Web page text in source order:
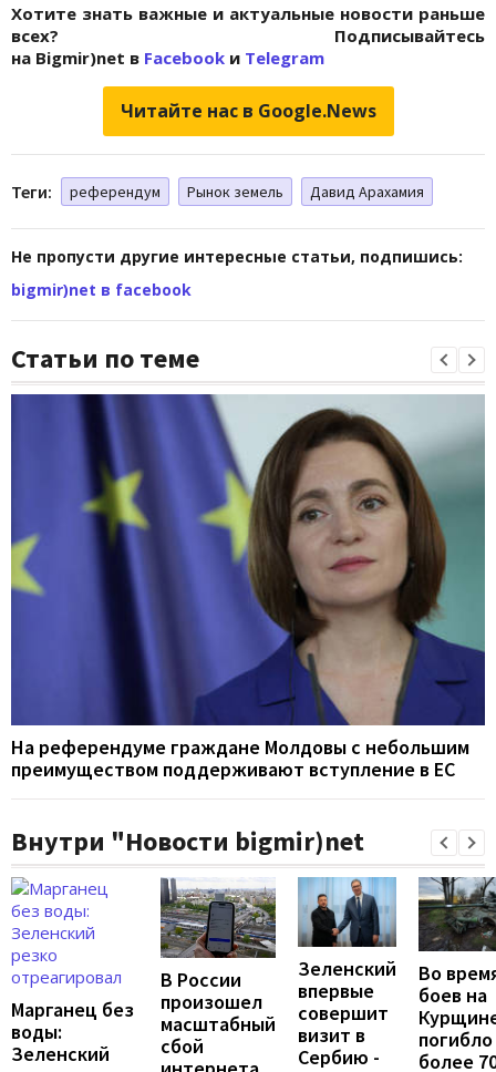
Хотите знать важные и актуальные новости раньше
всех? Подписывайтесь
на Bigmir)net в Facebook и Telegram
Читайте нас в Google.News
Теги: референдум Рынок земель Давид Арахамия
Не пропусти другие интересные статьи, подпишись:
bigmir)net в facebook
Статьи по теме
На референдуме граждане Молдовы с небольшим
преимуществом поддерживают вступление в ЕС
Внутри "Новости bigmir)net
Марганец без
воды:
Зеленский
В России
произошел
масштабный
сбой
Зеленский
впервые
совершит
визит в
Сербию -
Во
боев на
погибло
более